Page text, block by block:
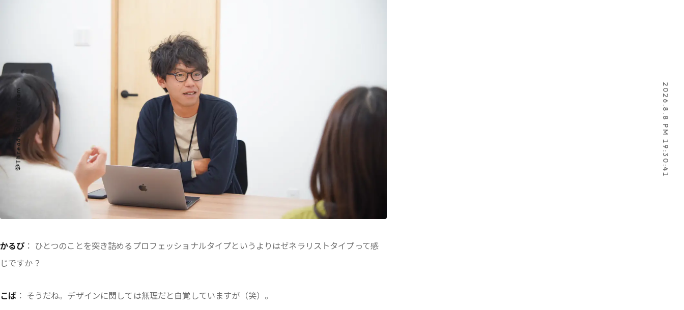
Instagram
Threads 2026.8.8 PM 19:30:42
かるぴ ： ひとつのことを突き詰めるプロフェッショナルタイプというよりはゼネラリストタイプって感
じですか？
こば ： そうだね。デザインに関しては無理だと自覚していますが（笑）。